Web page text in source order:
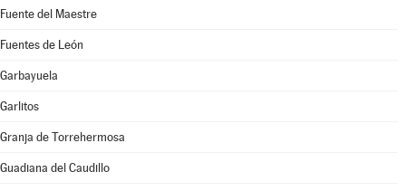
Fuente del Maestre
Fuentes de León
Garbayuela
Garlitos
Granja de Torrehermosa
Guadiana del Caudillo